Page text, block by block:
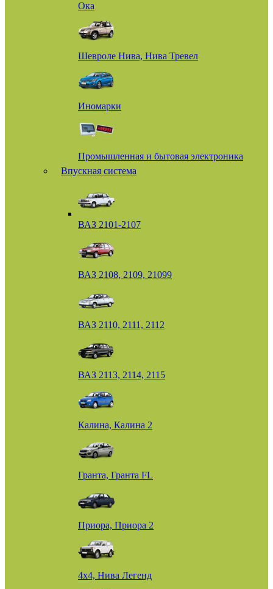
Ока
Шевроле Нива, Нива Тревел
Иномарки
Промышленная и бытовая электроника
Впускная система
ВАЗ 2101-2107
ВАЗ 2108, 2109, 21099
ВАЗ 2110, 2111, 2112
ВАЗ 2113, 2114, 2115
Калина, Калина 2
Гранта, Гранта FL
Приора, Приора 2
4х4, Нива Легенд